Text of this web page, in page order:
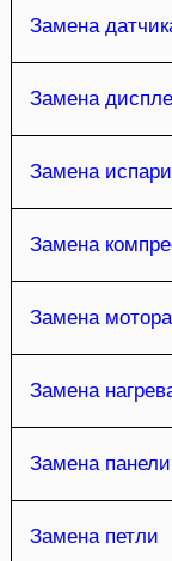
Замена
Замена
Замена
Замена
Замена
Замена
Замена
Замена петли